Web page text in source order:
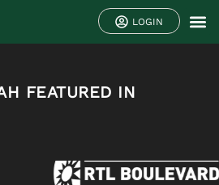
LOGIN
FEATURED IN